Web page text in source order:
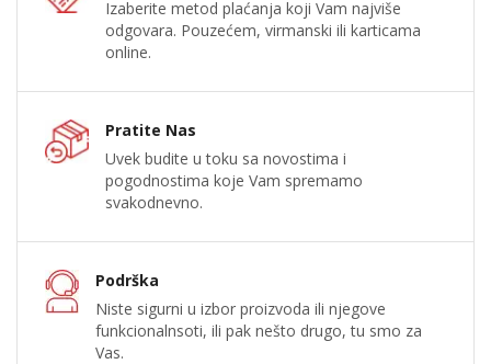
Izaberite metod plaćanja koji Vam najviše
odgovara. Pouzećem, virmanski ili karticama
online.
Pratite Nas
Uvek budite u toku sa novostima i
pogodnostima koje Vam spremamo
svakodnevno.
Podrška
Niste sigurni u izbor proizvoda ili njegove
funkcionalnsoti, ili pak nešto drugo, tu smo za
Vas.